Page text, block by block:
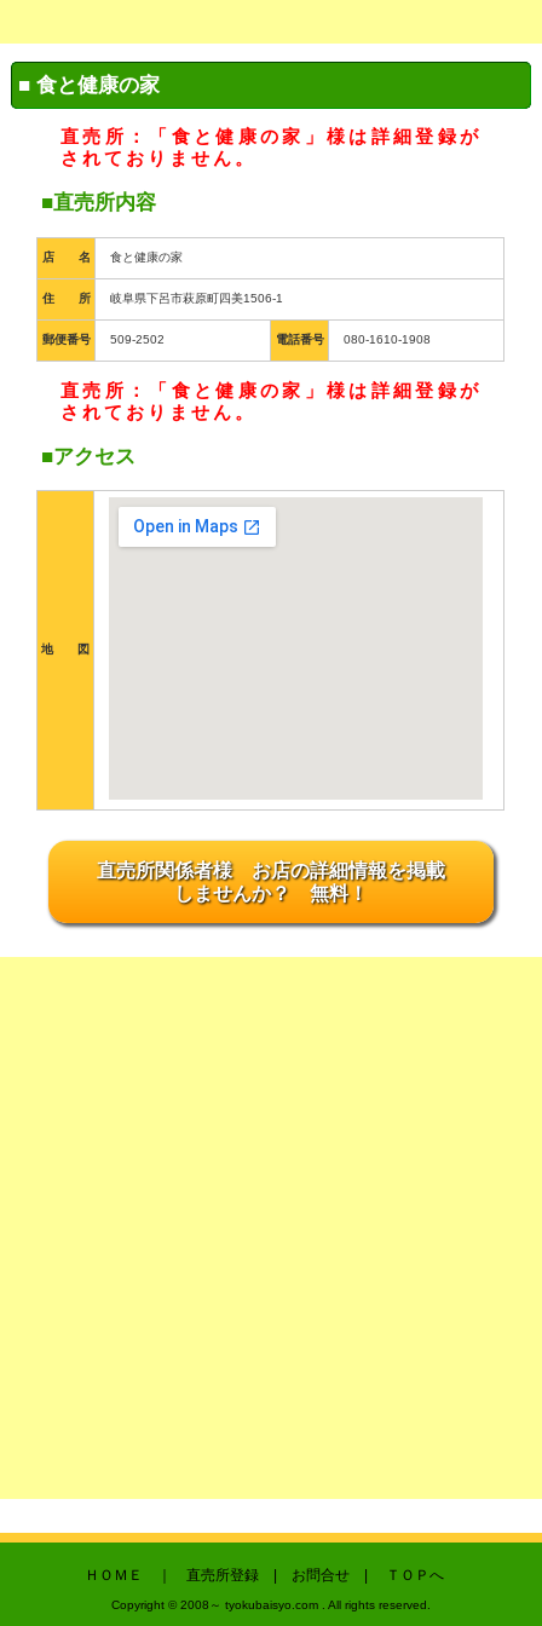
■ 食と健康の家
直売所：「食と健康の家」様は詳細登録が
されておりません。
■直売所内容
店 名 食と健康の家
住 所 岐阜県下呂市萩原町四美1506-1
郵便番号 509-2502 電話番号 080-1610-1908
直売所：「食と健康の家」様は詳細登録が
されておりません。
■アクセス
地 図
直売所関係者様 お店の詳細情報を掲載
しませんか？ 無料！
ＨＯＭＥ 直売所登録| お問合せ| ＴＯＰへ
Copyright © 2008～ tyokubaisyo.com . All rights reserved.